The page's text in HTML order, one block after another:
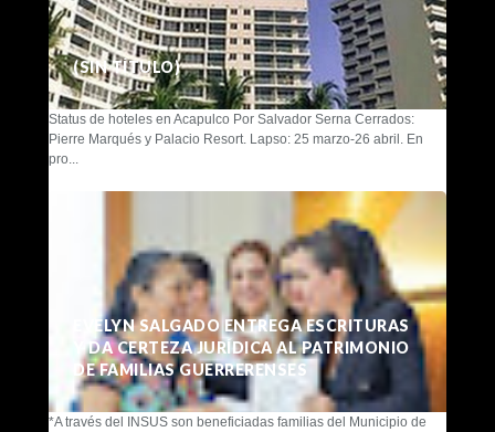
(SIN TÍTULO)
Status de hoteles en Acapulco Por Salvador Serna Cerrados:
Pierre Marqués y Palacio Resort. Lapso: 25 marzo-26 abril. En
pro...
EVELYN SALGADO ENTREGA ESCRITURAS
Y DA CERTEZA JURÍDICA AL PATRIMONIO
DE FAMILIAS GUERRERENSES
*A través del INSUS son beneficiadas familias del Municipio de